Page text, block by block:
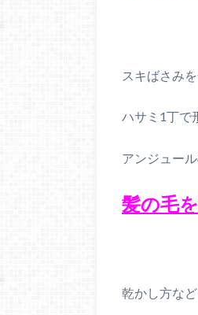
スキばさみ
ハサミ1丁で
アンジュー
髪の毛
乾かし方な